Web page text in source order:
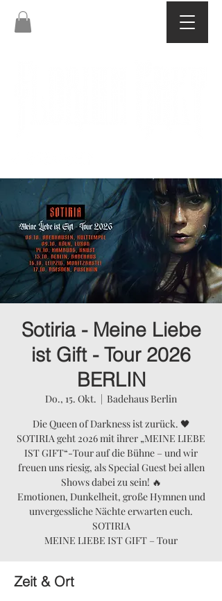
Sotiria - Meine Liebe
ist Gift - Tour 2026
BERLIN
Do., 15. Okt.
  |
Badehaus Berlin
Die Queen of Darkness ist zurück. 🖤
SOTIRIA geht 2026 mit ihrer „MEINE LIEBE
IST GIFT“-Tour auf die Bühne – und wir
freuen uns riesig, als Special Guest bei allen
Shows dabei zu sein! 🔥
Emotionen, Dunkelheit, große Hymnen und
unvergessliche Nächte erwarten euch.
SOTIRIA
MEINE LIEBE IST GIFT – Tour
Zeit & Ort